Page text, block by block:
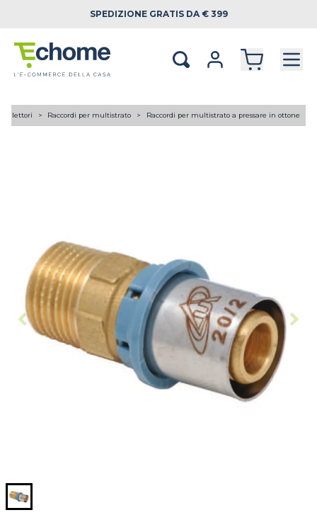
SPEDIZIONE GRATIS DA € 399
collettori Raccordi per multistrato Raccordi per multistrato a pressare in ottone